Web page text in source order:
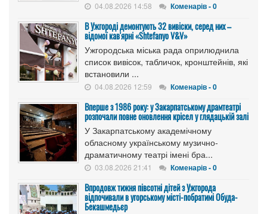
04.08.2026 14:58 Коменарів - 0
В Ужгороді демонтують 32 вивіски, серед них –
відомої кав'ярні «Shtefanyo V&V»
Ужгородська міська рада оприлюднила
список вивісок, табличок, кронштейнів, які
встановили ...
04.08.2026 12:59 Коменарів - 0
Вперше з 1986 року: у Закарпатському драмтеатрі
розпочали повне оновлення крісел у глядацькій залі
У Закарпатському академічному
обласному українському музично-
драматичному театрі імені бра...
03.08.2026 21:41 Коменарів - 0
Впродовж тижня півсотні дітей з Ужгорода
відпочивали в угорському місті-побратимі Обуда-
Бекашмедьєр